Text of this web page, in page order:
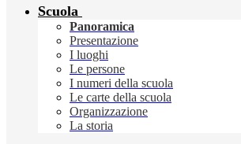
Scuola
Panoramica
Presentazione
I luoghi
Le persone
I numeri della scuola
Le carte della scuola
Organizzazione
La storia